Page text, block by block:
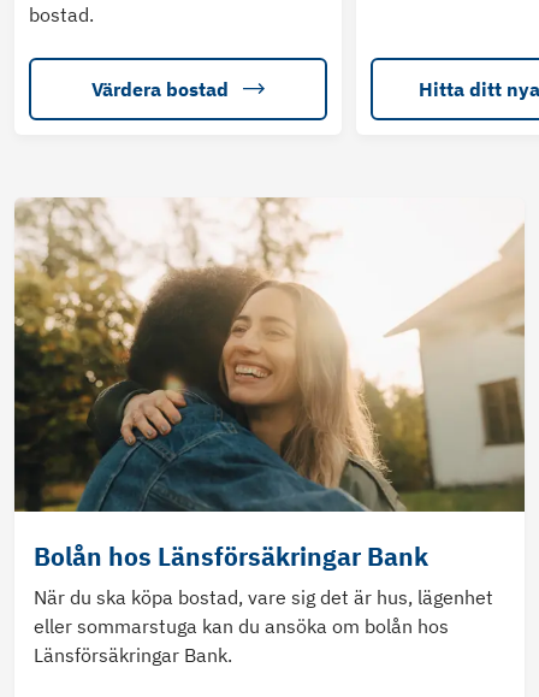
bostad.
Värdera bostad Hitta ditt
Bolån hos Länsförsäkringar Bank
När du ska köpa bostad, vare sig det är hus, lägenhet
eller sommarstuga kan du ansöka om bolån hos
Länsförsäkringar Bank.